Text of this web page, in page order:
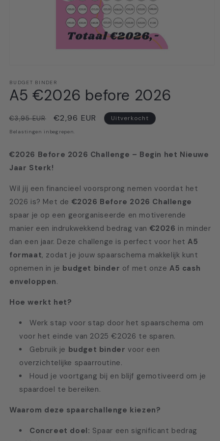
openen
in
modaal
BUDGET BINDER
A5 €2026 before 2026
Normale
prijs
€3,95 EUR Aanbiedingsprijs
€2,96 EUR Uitverkocht
Belastingen inbegrepen.
€2026 Before 2026 Challenge – Begin het Nieuwe
Jaar Sterk!
Wil jij een financieel voorsprong nemen voordat het
2026 is? Met de €2026 Before 2026 Challenge
spaar je op een georganiseerde en motiverende
manier een indrukwekkend bedrag van €2026 in minder
dan een jaar. Deze challenge is perfect voor hetA5
formaat, zodat je jouw spaarschema makkelijk kunt
opnemen in je budget binder of met onzeA5 cash
enveloppen.
Hoe werkt het?
Werk stap voor stap door het spaarschema om
voor het einde van 2025 €2026 te sparen.
Gebruik je budget binder voor een
overzichtelijke spaarroutine.
Houd je voortgang bij en blijf gemotiveerd om je
spaardoel te bereiken.
Waarom deze spaarchallenge kiezen?
Concreet doel: Spaar een significant bedrag